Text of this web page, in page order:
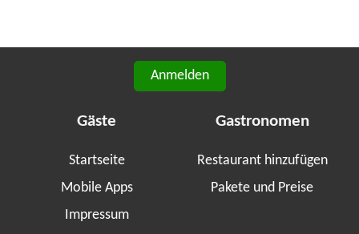
Anmelden
Gäste
Startseite
Mobile Apps
Impressum
Gastronomen
Restaurant hinzufügen
Pakete und Preise